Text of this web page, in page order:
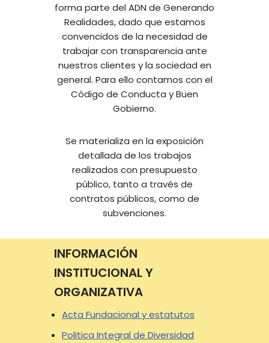
forma parte del ADN de Generando
Realidades, dado que estamos
convencidos de la necesidad de
trabajar con transparencia ante
nuestros clientes y la sociedad en
general. Para ello contamos con el
Código de Conducta y Buen
Gobierno.
Se materializa en la exposición
detallada de los trabajos
realizados con presupuesto
público, tanto a través de
contratos públicos, como de
subvenciones.
INFORMACIÓN
INSTITUCIONAL Y
ORGANIZATIVA
Acta Fundacional y estatutos
Politica Integral de Diversidad